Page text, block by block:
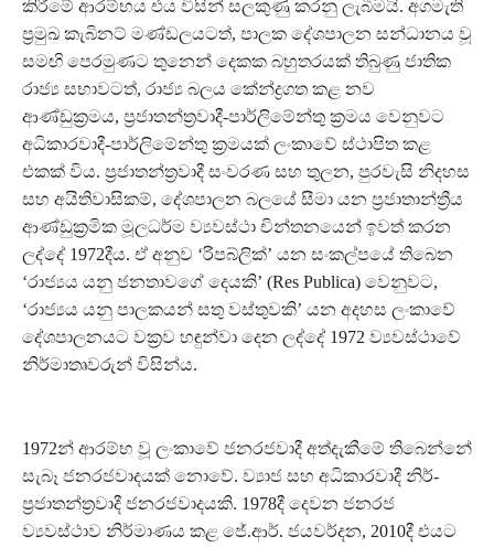
කිරීමේ ආරම්භය එය විසින් සලකුණු කරනු ලැබීමයි. අගමැති
ප්‍රමුඛ කැබිනට් මණ්ඩලයටත්, පාලක දේශපාලන සන්ධානය වූ
සමඟි පෙරමුණට තුනෙන් දෙකක බහුතරයක් තිබුණු ජාතික
රාජ්‍ය සභාවටත්, රාජ්‍ය බලය කේන්ද්‍රගත කළ නව
ආණ්ඩුක්‍රමය, ප්‍රජාතන්ත්‍රවාදී-පාර්ලිමේන්තු ක්‍රමය වෙනුවට
අධිකාරවාදී-පාර්ලිමේන්තු ක්‍රමයක් ලංකාවේ ස්ථාපිත කළ
එකක් විය. ප්‍රජාතන්ත්‍රවාදී සංවරණ සහ තුලන, පුරවැසි නිදහස
සහ අයිතිවාසිකම්, දේශපාලන බලයේ සීමා යන ප්‍රජාතාන්ත්‍රීය
ආණ්ඩුක්‍රමික මූලධර්ම ව්‍යවස්ථා චින්තනයෙන් ඉවත් කරන
ලද්දේ 1972දීය. ඒ අනුව ‘රිපබ්ලික්’ යන සංකල්පයේ තිබෙන
‘රාජ්‍යය යනු ජනතාවගේ දෙයකි’ (Res Publica) වෙනුවට,
‘රාජ්‍යය යනු පාලකයන් සතු වස්තුවකි’ යන අදහස ලංකාවේ
දේශපාලනයට වක්‍රව හඳුන්වා දෙන ලද්දේ 1972 ව්‍යවස්ථාවේ
නිර්මාතෘවරුන් විසින්ය.
1972න් ආරම්භ වූ ලංකාවේ ජනරජවාදී අත්දැකීමේ තිබෙන්නේ
සැබෑ ජනරජවාදයක් නොවේ. ව්‍යාජ සහ අධිකාරවාදී නිර්-
ප්‍රජාතන්ත්‍රවාදී ජනරජවාදයකි. 1978දී දෙවන ජනරජ
ව්‍යවස්ථාව නිර්මාණය කළ ජේ.ආර්. ජයවර්දන, 2010දී එයට